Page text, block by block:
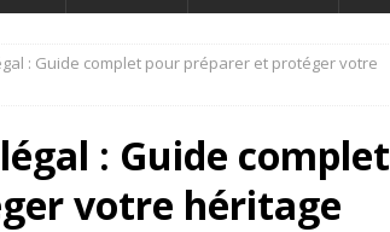
: Guide complet pour préparer et protéger votre
: Guide complet
votre héritage